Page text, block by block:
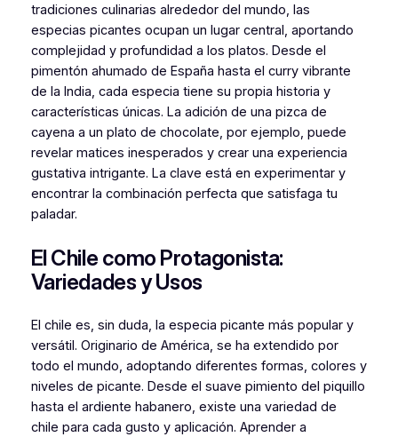
tradiciones culinarias alrededor del mundo, las
especias picantes ocupan un lugar central, aportando
complejidad y profundidad a los platos. Desde el
pimentón ahumado de España hasta el curry vibrante
de la India, cada especia tiene su propia historia y
características únicas. La adición de una pizca de
cayena a un plato de chocolate, por ejemplo, puede
revelar matices inesperados y crear una experiencia
gustativa intrigante. La clave está en experimentar y
encontrar la combinación perfecta que satisfaga tu
paladar.
El Chile como Protagonista:
Variedades y Usos
El chile es, sin duda, la especia picante más popular y
versátil. Originario de América, se ha extendido por
todo el mundo, adoptando diferentes formas, colores y
niveles de picante. Desde el suave pimiento del piquillo
hasta el ardiente habanero, existe una variedad de
chile para cada gusto y aplicación. Aprender a